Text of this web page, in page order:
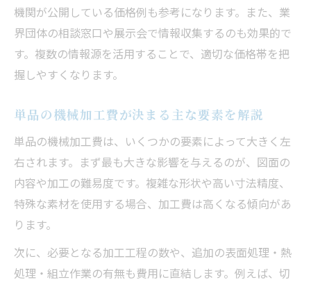
機関が公開している価格例も参考になります。また、業
界団体の相談窓口や展示会で情報収集するのも効果的で
す。複数の情報源を活用することで、適切な価格帯を把
握しやすくなります。
単品の機械加工費が決まる主な要素を解説
単品の機械加工費は、いくつかの要素によって大きく左
右されます。まず最も大きな影響を与えるのが、図面の
内容や加工の難易度です。複雑な形状や高い寸法精度、
特殊な素材を使用する場合、加工費は高くなる傾向があ
ります。
次に、必要となる加工工程の数や、追加の表面処理・熱
処理・組立作業の有無も費用に直結します。例えば、切